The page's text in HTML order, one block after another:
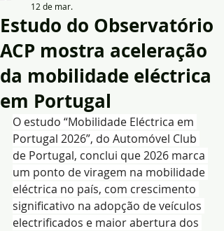
Estudo do Observatório
ACP mostra aceleração
da mobilidade eléctrica
em Portugal
12 de mar.
O estudo “Mobilidade Eléctrica em
Portugal 2026”, do Automóvel Club
de Portugal, conclui que 2026 marca
um ponto de viragem na mobilidade
eléctrica no país, com crescimento
significativo na adopção de veículos
electrificados e maior abertura dos